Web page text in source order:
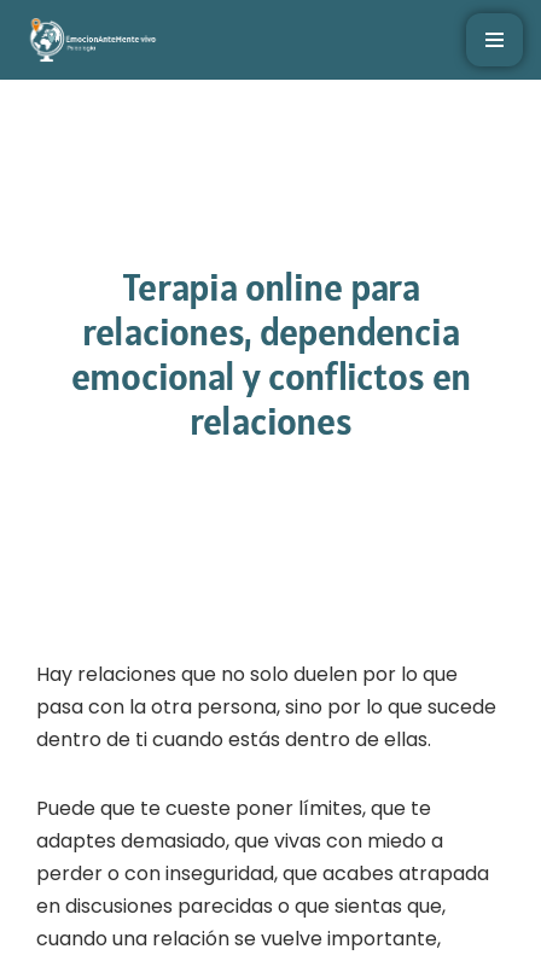
Saltar
Terapia online para
relaciones, dependencia
emocional y conflictos en
relaciones
Hay relaciones que no solo duelen por lo que
pasa con la otra persona, sino por lo que sucede
dentro de ti cuando estás dentro de ellas.
Puede que te cueste poner límites, que te
adaptes demasiado, que vivas con miedo a
perder o con inseguridad, que acabes atrapada
en discusiones parecidas o que sientas que,
cuando una relación se vuelve importante,